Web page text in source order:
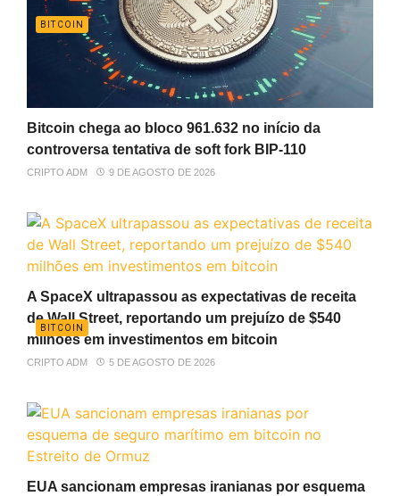
BITCOIN
Bitcoin chega ao bloco 961.632 no início da
controversa tentativa de soft fork BIP-110
CRIPTO ADM 9 DE AGOSTO DE 2026
BITCOIN
A SpaceX ultrapassou as expectativas de receita
de Wall Street, reportando um prejuízo de $540
milhões em investimentos em bitcoin
CRIPTO ADM 5 DE AGOSTO DE 2026
EUA sancionam empresas iranianas por esquema